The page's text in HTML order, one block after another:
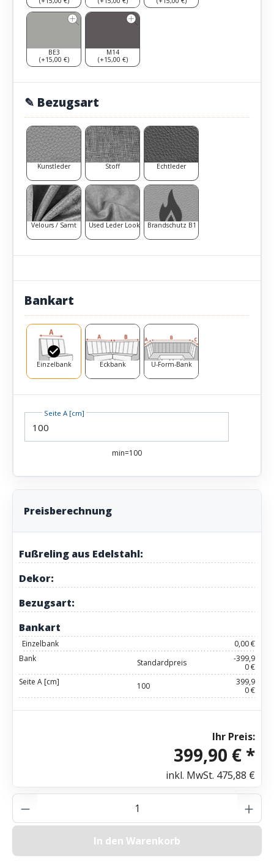
BE3
(+15,00 €)
M14
(+15,00 €)
✎ Bezugsart
Kunstleder Stoff Echtleder
Velours / Samt Used Leder Look Brandschutz B1
Bankart
Einzelbank Eckbank U-Form-Bank
Seite A [cm]
min=100
Preisberechnung
Fußreling aus Edelstahl:
Dekor:
Bezugsart:
Bankart
Einzelbank
0,00 €
Bank
Standardpreis
-399,9
0 €
Seite A [cm]
100
399,9
0 €
Ihr Preis:
399,90 € *
inkl. MwSt. 475,88 €
Produkt Anzahl: Gib den gewünschten
In den Warenkorb